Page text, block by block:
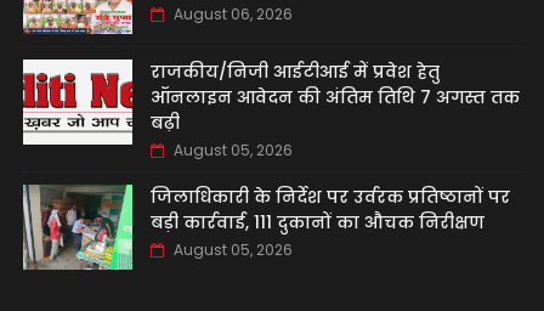
August 06, 2026
राजकीय/निजी आईटीआई में प्रवेश हेतु
ऑनलाइन आवेदन की अंतिम तिथि 7 अगस्त तक
बढ़ी
August 05, 2026
जिलाधिकारी के निर्देश पर उर्वरक प्रतिष्ठानों पर
बड़ी कार्रवाई, 111 दुकानों का औचक निरीक्षण
August 05, 2026